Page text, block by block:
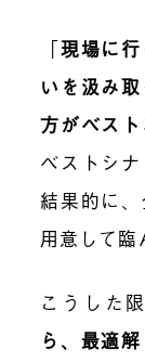
「現場に
いを汲み
方がベス
ベストシ
結果的に
用意して臨
こうした
ら、最適